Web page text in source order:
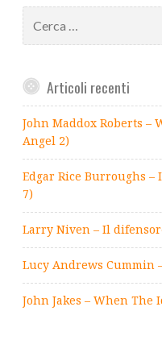
per:
Articoli recenti
John Maddox Roberts –
Angel 2)
Edgar Rice Burroughs
7)
Larry Niven – Il
Lucy Andrews Cummin
John Jakes – When The